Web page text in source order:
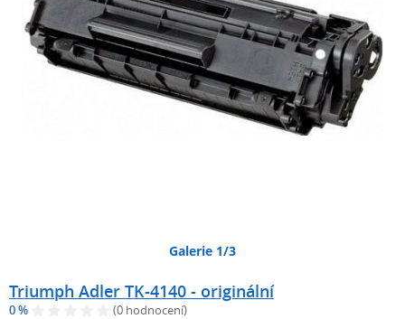
Galerie 1/3
Triumph Adler TK-4140 - originální
0 % (0 hodnocení)